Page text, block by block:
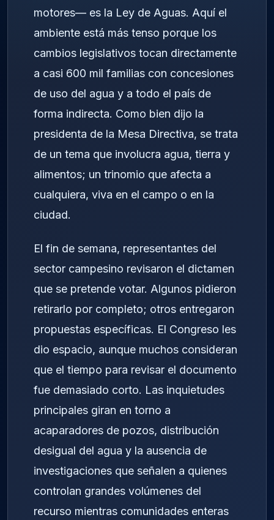
motores— es la Ley de Aguas. Aquí el
ambiente está más tenso porque los
cambios legislativos tocan directamente
a casi 600 mil familias con concesiones
de uso del agua y a todo el país de
forma indirecta. Como bien dijo la
presidenta de la Mesa Directiva, se trata
de un tema que involucra agua, tierra y
alimentos; un trinomio que afecta a
cualquiera, viva en el campo o en la
ciudad.
El fin de semana, representantes del
sector campesino revisaron el dictamen
que se pretende votar. Algunos pidieron
retirarlo por completo; otros entregaron
propuestas específicas. El Congreso les
dio espacio, aunque muchos consideran
que el tiempo para revisar el documento
fue demasiado corto. Las inquietudes
principales giran en torno a
acaparadores de pozos, distribución
desigual del agua y la ausencia de
investigaciones que señalen a quienes
controlan grandes volúmenes del
recurso mientras comunidades enteras